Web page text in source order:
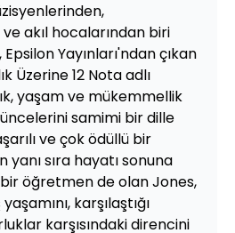
akıl hocalarından biri
Yayınları'ndan çıkan
Üzerine 12 Nota adlı
yaşam ve mükemmellik
samimi bir dille
ve çok ödüllü bir
yanı sıra hayatı sonuna
öğretmen de olan Jones,
karşılaştığı
karşısındaki direncini